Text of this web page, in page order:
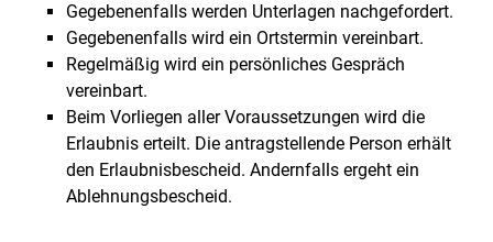
Gegebenenfalls werden Unterlagen nachgefordert.
Gegebenenfalls wird ein Ortstermin vereinbart.
Regelmäßig wird ein persönliches Gespräch
vereinbart.
Beim Vorliegen aller Voraussetzungen wird die
Erlaubnis erteilt. Die antragstellende Person erhält
den Erlaubnisbescheid. Andernfalls ergeht ein
Ablehnungsbescheid.